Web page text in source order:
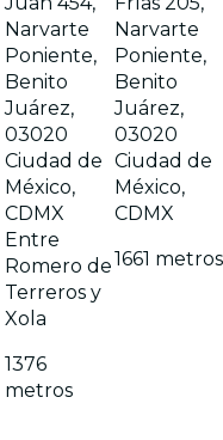
Narvarte
Poniente,
Benito
Juárez,
03020
Ciudad de
México,
CDMX
Entre
Romero de
Terreros y
Xola
1376
metros
Narvarte
Poniente,
Benito
Juárez,
03020
Ciudad de
México,
CDMX
1661 metros